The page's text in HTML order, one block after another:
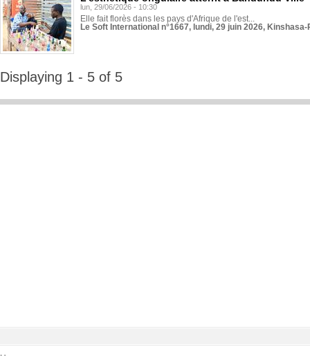
lun, 29/06/2026 - 10:30
Elle fait florès dans les pays d'Afrique de l'est...
Le Soft International n°1667, lundi, 29 juin 2026,
Displaying 1 - 5 of 5